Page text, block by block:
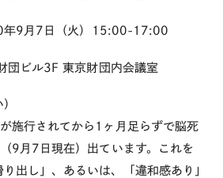
年9月7日（火）15:00-17:00
団ビル3F 東京財団内会議室
施行されてから1ヶ月足らずで脳死
9月7日現在）出ています。これを
り出し」、あるいは、「違和感あり」